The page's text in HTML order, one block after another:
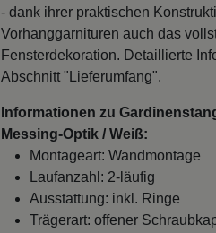
- dank ihrer praktischen
Vorhanggarnituren auch das
Fensterdekoration. Detaillierte
Abschnitt "Lieferumfang".
Informationen zu
Messing-Optik / Weiß:
Montageart: Wandmontage
Laufanzahl: 2-läufig
Ausstattung: inkl. Ringe
Trägerart: offener